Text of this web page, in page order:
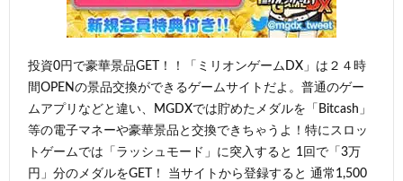
投資0円で豪華景品GET！！「ミリオンゲームDX」は２４時
間OPENの景品交換ができるゲームサイトだよ。普通のゲー
ムアプリなどと違い、MGDXでは貯めたメダルを「Bitcash」
等の電子マネーや豪華景品と交換できちゃうよ！特にスロッ
トゲームでは「ラッシュモード」に突入すると 1回で「3万
円」分のメダルをGET！ 当サイトから登録すると 通常1,500